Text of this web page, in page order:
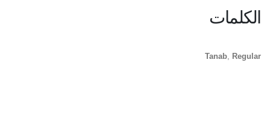
الكلمات
Tanab Regular